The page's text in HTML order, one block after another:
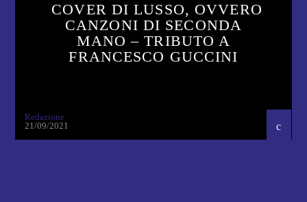
COVER DI LUSSO, OVVERO
CANZONI DI SECONDA
MANO – TRIBUTO A
FRANCESCO GUCCINI
Redazione
21/09/2021